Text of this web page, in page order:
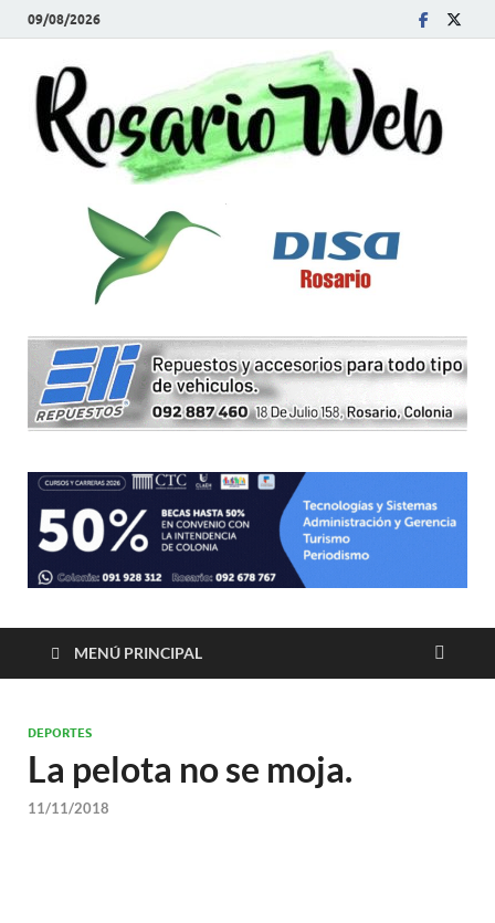
09/08/2026
MENÚ PRINCIPAL
DEPORTES
La pelota no se moja.
11/11/2018